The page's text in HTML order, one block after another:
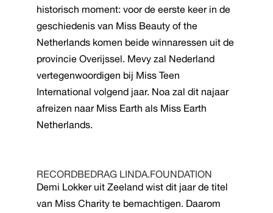
historisch moment: voor de eerste keer in de
geschiedenis van Miss Beauty of the
Netherlands komen beide winnaressen uit de
provincie Overijssel. Mevy zal Nederland
vertegenwoordigen bij Miss Teen
International volgend jaar. Noa zal dit najaar
afreizen naar Miss Earth als Miss Earth
Netherlands.
RECORDBEDRAG LINDA.FOUNDATION
Demi Lokker uit Zeeland wist dit jaar de titel
van Miss Charity te bemachtigen. Daarom